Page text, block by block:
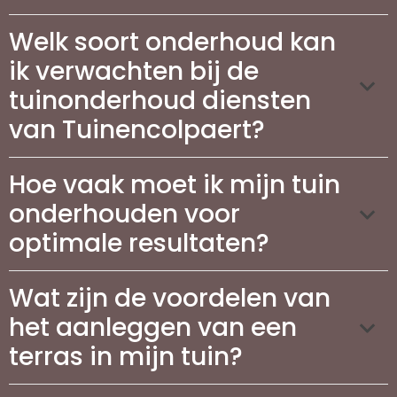
Welk soort onderhoud kan
ik verwachten bij de
tuinonderhoud diensten
van Tuinencolpaert?
Hoe vaak moet ik mijn tuin
onderhouden voor
optimale resultaten?
Wat zijn de voordelen van
het aanleggen van een
terras in mijn tuin?